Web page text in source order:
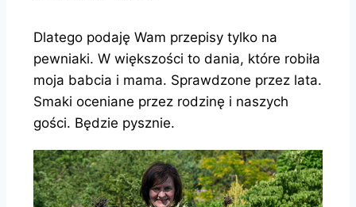
Dlatego podaję Wam przepisy tylko na
pewniaki. W większości to dania, które robiła
moja babcia i mama. Sprawdzone przez lata.
Smaki oceniane przez rodzinę i naszych
gości. Będzie pysznie.